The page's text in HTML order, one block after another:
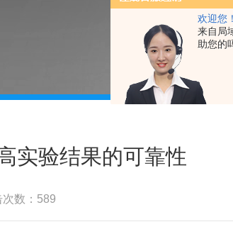
欢迎您！
来自局
助您的
实验结果的可靠性
次数：589